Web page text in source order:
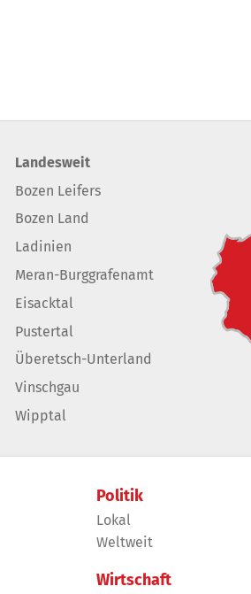
Landesweit
Bozen Leifers
Bozen Land
Ladinien
Meran-Burggrafenamt
Eisacktal
Pustertal
Überetsch-Unterland
Vinschgau
Wipptal
Politik
Lokal
Weltweit
Wirtschaft